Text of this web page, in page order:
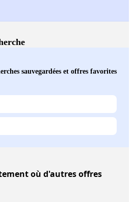
sauvegardées et offres favorites
où d'autres offres